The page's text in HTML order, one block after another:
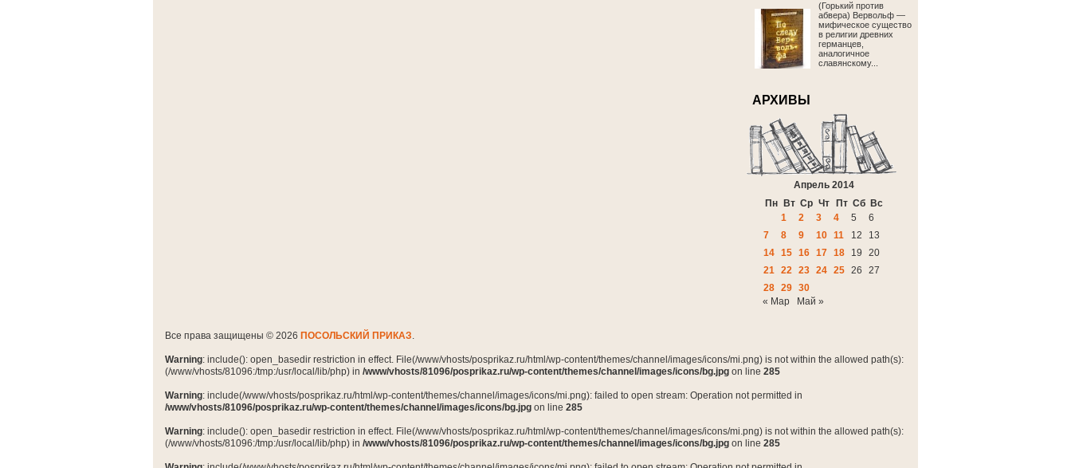
(Горький против
абвера) Вервольф —
мифическое существо
в религии древних
германцев,
аналогичное
славянскому...
АРХИВЫ
Апрель 2014
Пн
Вт Ср Чт Пт Сб Вс
1
2 3 4 5
6
7
8 9 10 11 12
13
14 15 16 17 18 19
20
21 22 23 24 25 26
27
28 29 30
« Мар
Май »
Все права защищены © 2026 ПОСОЛЬСКИЙ ПРИКАЗ.
Warning: include(): open_basedir restriction in effect. File(/www/vhosts/posprikaz.ru/html/wp-content/themes/channel/images/icons/mi.png) is not within the allowed path(s):
(/www/vhosts/81096:/tmp:/usr/local/lib/php) in /www/vhosts/81096/posprikaz.ru/wp-content/themes/channel/images/icons/bg.jpg on line 285
Warning: include(/www/vhosts/posprikaz.ru/html/wp-content/themes/channel/images/icons/mi.png): failed to open stream: Operation not permitted in
/www/vhosts/81096/posprikaz.ru/wp-content/themes/channel/images/icons/bg.jpg on line 285
Warning: include(): open_basedir restriction in effect. File(/www/vhosts/posprikaz.ru/html/wp-content/themes/channel/images/icons/mi.png) is not within the allowed path(s):
(/www/vhosts/81096:/tmp:/usr/local/lib/php) in /www/vhosts/81096/posprikaz.ru/wp-content/themes/channel/images/icons/bg.jpg on line 285